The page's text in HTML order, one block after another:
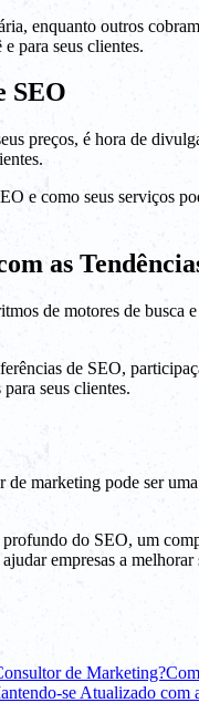
enquanto outros
para seus clientes.
SEO
preços, é hora de
e como seus serviços
as
de motores de busca
de SEO,
seus clientes.
marketing pode ser
do SEO, um
empresas a
de Marketing?
se Atualizado com